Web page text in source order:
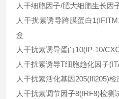
人干细胞因子/肥大细胞生长因
人干扰素诱导跨膜蛋白
盒
人干扰素诱导蛋白10(IP-10/
人干扰素诱导T细胞趋化因子
人干扰素活化基因205(Ifi205)检
人干扰素调节因子8(IRF8)检测